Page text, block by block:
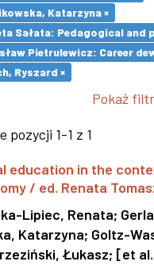
Katarzyna ×
Sałata: Pedagogical
Pietrulewicz: Career
Ryszard ×
Pokaż
pozycji 1-1 z 1
education in the
/ ed. Renata
Lipiec, Renata;
Katarzyna; Goltz-
Łukasz; [et